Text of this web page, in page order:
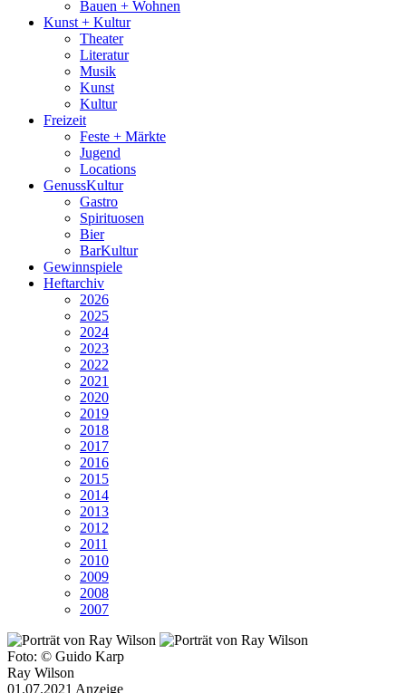
Bauen + Wohnen
Kunst + Kultur
Theater
Literatur
Musik
Kunst
Kultur
Freizeit
Feste + Märkte
Jugend
Locations
GenussKultur
Gastro
Spirituosen
Bier
BarKultur
Gewinnspiele
Heftarchiv
2026
2025
2024
2023
2022
2021
2020
2019
2018
2017
2016
2015
2014
2013
2012
2011
2010
2009
2008
2007
Foto: © Guido Karp
Ray Wilson
01.07.2021 Anzeige